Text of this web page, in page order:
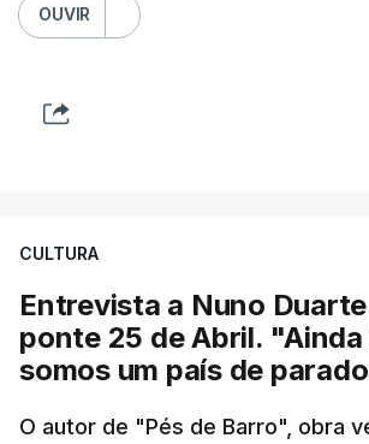
OUVIR
CULTURA
Entrevista a Nuno
ponte 25 de Abril.
somos um país de
O autor de "Pés de Barro", obra